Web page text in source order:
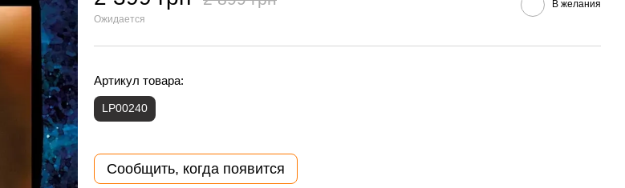
Ожидается
В желания
Артикул товара:
LP00240
Сообщить, когда появится